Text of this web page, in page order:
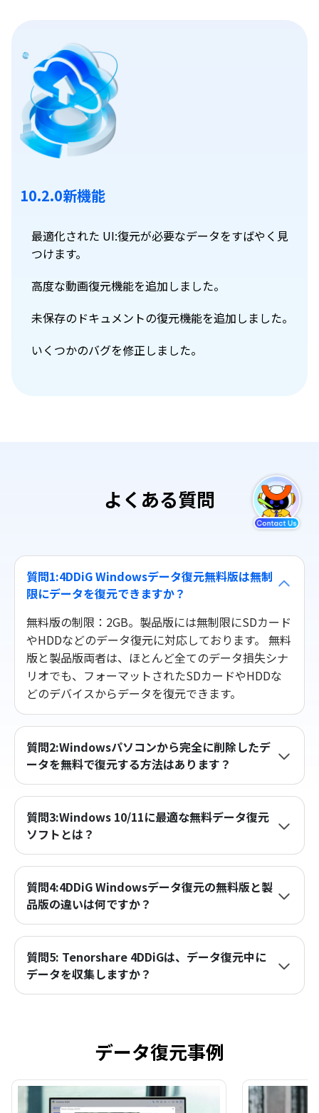
10.2.0新機能
最適化された UI:復元が必要なデータをすばやく見
つけます。
高度な動画復元機能を追加しました。
未保存のドキュメントの復元機能を追加しました。
いくつかのバグを修正しました。
よくある質問
質問1:4DDiG Windowsデータ復元無料版は無制
限にデータを復元できますか？
無料版の制限：2GB。製品版には無制限にSDカード
やHDDなどのデータ復元に対応しております。 無料
版と製品版両者は、ほとんど全てのデータ損失シナ
リオでも、フォーマットされたSDカードやHDDな
どのデバイスからデータを復元できます。
質問2:Windowsパソコンから完全に削除したデ
ータを無料で復元する方法はあります？
質問3:Windows 10/11に最適な無料データ復元
ソフトとは？
質問4:4DDiG Windowsデータ復元の無料版と製
品版の違いは何ですか？
質問5: Tenorshare 4DDiGは、データ復元中に
データを収集しますか？
データ復元事例